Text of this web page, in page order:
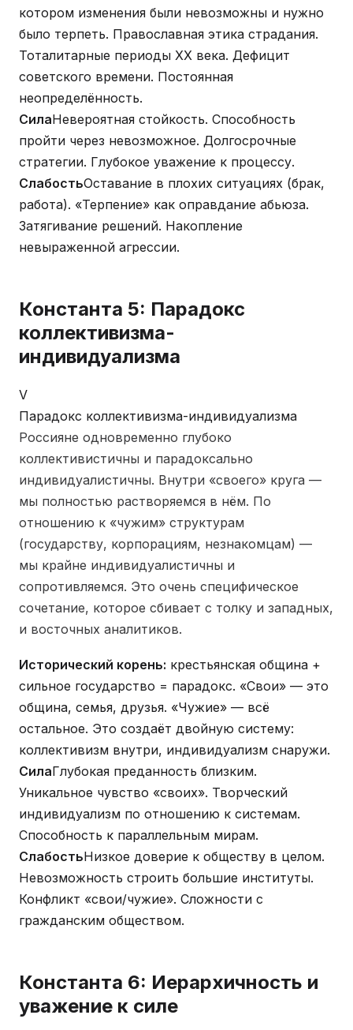
котором изменения были невозможны и нужно
было терпеть. Православная этика страдания.
Тоталитарные периоды XX века. Дефицит
советского времени. Постоянная
неопределённость.
СилаНевероятная стойкость. Способность
пройти через невозможное. Долгосрочные
стратегии. Глубокое уважение к процессу.
СлабостьОставание в плохих ситуациях (брак,
работа). «Терпение» как оправдание абьюза.
Затягивание решений. Накопление
невыраженной агрессии.
Константа 5: Парадокс
коллективизма-
индивидуализма
V
Парадокс коллективизма-индивидуализма
Россияне одновременно глубоко
коллективистичны и парадоксально
индивидуалистичны. Внутри «своего» круга —
мы полностью растворяемся в нём. По
отношению к «чужим» структурам
(государству, корпорациям, незнакомцам) —
мы крайне индивидуалистичны и
сопротивляемся. Это очень специфическое
сочетание, которое сбивает с толку и западных,
и восточных аналитиков.
Исторический корень: крестьянская община +
сильное государство = парадокс. «Свои» — это
община, семья, друзья. «Чужие» — всё
остальное. Это создаёт двойную систему:
коллективизм внутри, индивидуализм снаружи.
СилаГлубокая преданность близким.
Уникальное чувство «своих». Творческий
индивидуализм по отношению к системам.
Способность к параллельным мирам.
СлабостьНизкое доверие к обществу в целом.
Невозможность строить большие институты.
Конфликт «свои/чужие». Сложности с
гражданским обществом.
Константа 6: Иерархичность и
уважение к силе